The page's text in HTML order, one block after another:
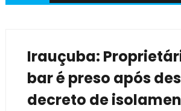
Irauçuba:
bar é preso após
decreto de